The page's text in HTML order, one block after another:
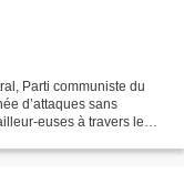
Parti communiste du
d’attaques sans
euses à travers le